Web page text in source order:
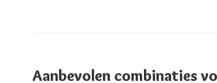
Aanbevolen combinaties